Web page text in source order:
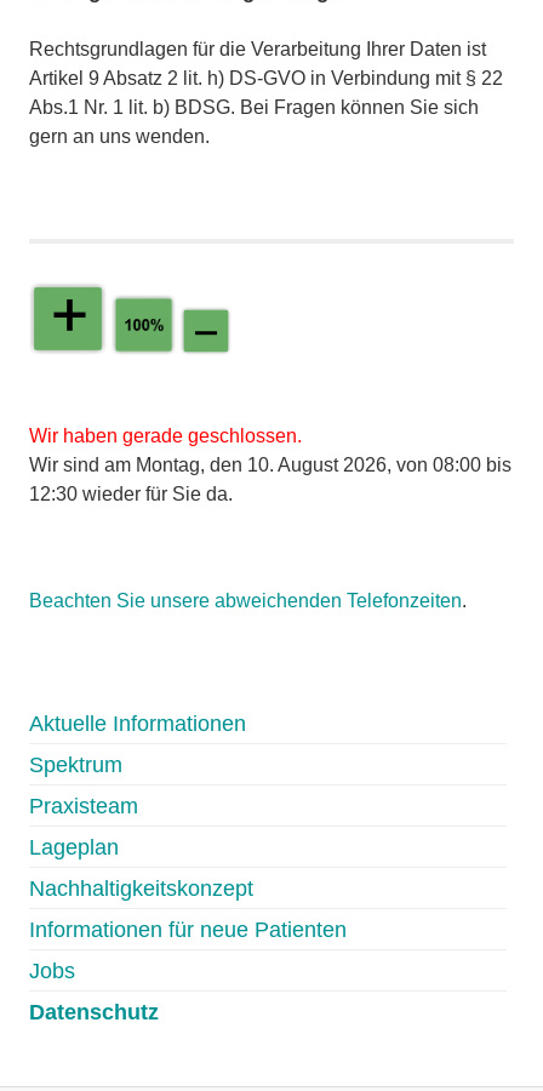
Rechtsgrundlagen für die Verarbeitung Ihrer Daten ist
Artikel 9 Absatz 2 lit. h) DS-GVO in Verbindung mit § 22
Abs.1 Nr. 1 lit. b) BDSG. Bei Fragen können Sie sich
gern an uns wenden.
Wir haben gerade geschlossen.
Wir sind am Montag, den 10. August 2026, von 08:00 bis
12:30 wieder für Sie da.
Beachten Sie unsere abweichenden Telefonzeiten.
Aktuelle Informationen
Spektrum
Praxisteam
Lageplan
Nachhaltigkeitskonzept
Informationen für neue Patienten
Jobs
Datenschutz